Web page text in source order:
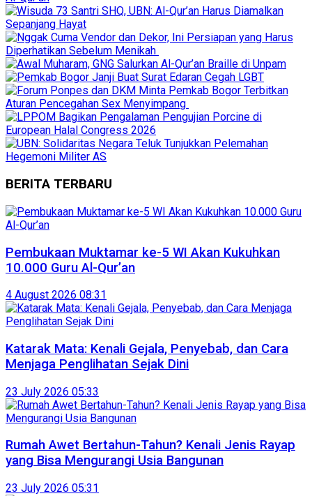
BERITA TERBARU
Pembukaan Muktamar ke-5 WI Akan Kukuhkan
10.000 Guru Al-Qur’an
4 August 2026 08:31
Katarak Mata: Kenali Gejala, Penyebab, dan Cara
Menjaga Penglihatan Sejak Dini
23 July 2026 05:33
Rumah Awet Bertahun-Tahun? Kenali Jenis Rayap
yang Bisa Mengurangi Usia Bangunan
23 July 2026 05:31